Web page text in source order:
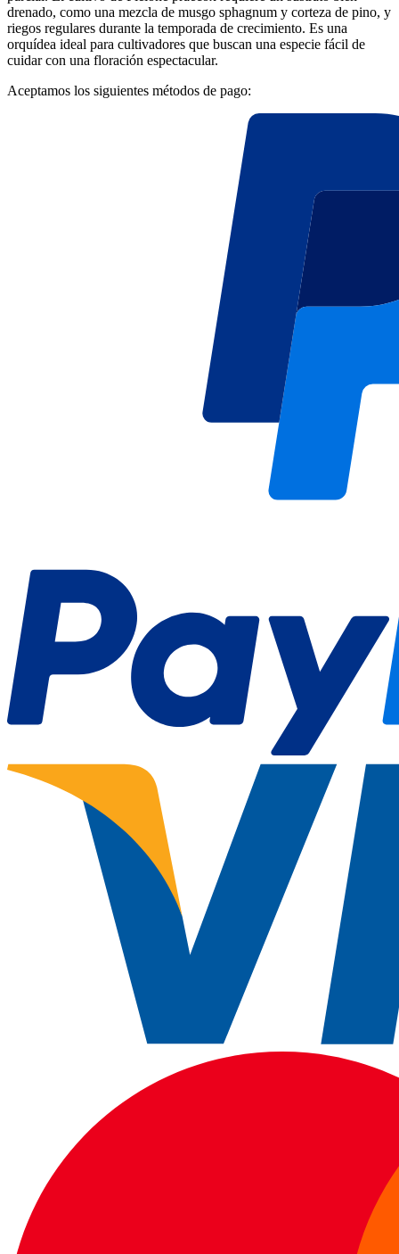
drenado, como una mezcla de musgo sphagnum y corteza de pino, y
riegos regulares durante la temporada de crecimiento. Es una
orquídea ideal para cultivadores que buscan una especie fácil de
cuidar con una floración espectacular.
Aceptamos los siguientes métodos de pago: